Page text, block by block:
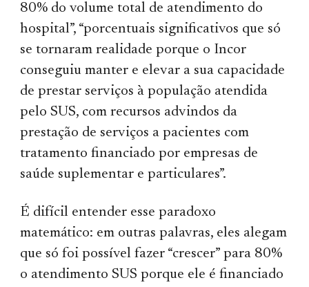
80% do volume total de atendimento do
hospital”, “porcentuais significativos que só
se tornaram realidade porque o Incor
conseguiu manter e elevar a sua capacidade
de prestar serviços à população atendida
pelo SUS, com recursos advindos da
prestação de serviços a pacientes com
tratamento financiado por empresas de
saúde suplementar e particulares”.
É difícil entender esse paradoxo
matemático: em outras palavras, eles alegam
que só foi possível fazer “crescer” para 80%
o atendimento SUS porque ele é financiado